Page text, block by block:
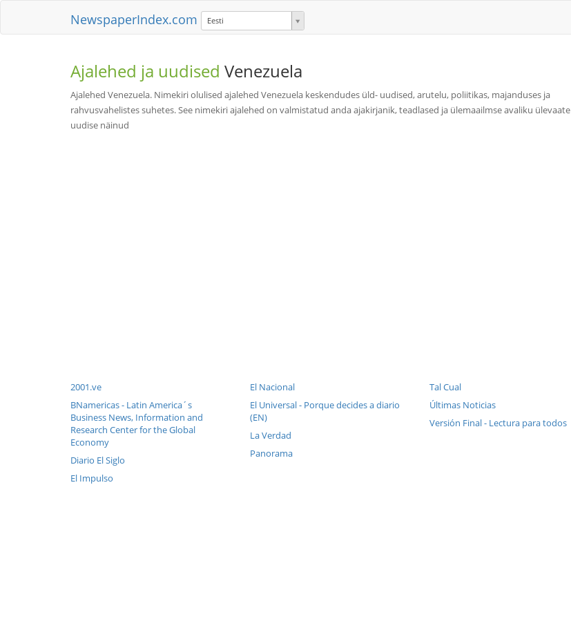
NewspaperIndex.com Eesti
Ajalehed ja uudised Venezuela
Ajalehed Venezuela. Nimekiri olulised ajalehed Venezuela keskendudes üld- uudised, arutelu, poliitikas, majanduses ja
rahvusvahelistes suhetes. See nimekiri ajalehed on valmistatud anda ajakirjanik, teadlased ja ülemaailmse avaliku ülevaate
uudise näinud
2001.ve
BNamericas - Latin America´s
Business News, Information and
Research Center for the Global
Economy
Diario El Siglo
El Impulso
El Nacional
El Universal - Porque decides a diario
(EN)
La Verdad
Panorama
Tal Cual
Últimas Noticias
Versión Final - Lectura para todos